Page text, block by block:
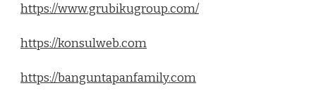
https://www.grubikugroup.com/
https://konsulweb.com
https://banguntapanfamily.com